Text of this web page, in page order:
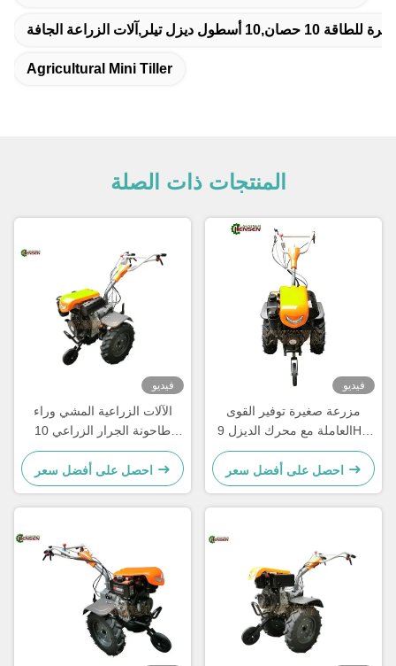
ديزل تيلر,آلات الزراعة الجافة
Agricultural Mini Tiller
المنتجات ذات الصلة
فيديو
الآلات الزراعية المشي وراء
طاحونة الجرار الزراعي 10
حصان جرار ديزل صغير ذو
عجلتين
احصل على أفضل سعر
فيديو
مزرعة صغيرة توفير القوى
العاملة مع محرك الديزل 9HP
ومقبض قابل للتعديل
احصل على أفضل سعر